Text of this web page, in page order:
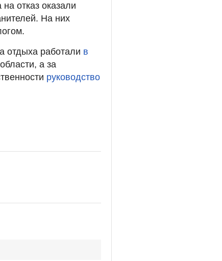
отказ оказали
На них
отдыха работали в
а за
руководство